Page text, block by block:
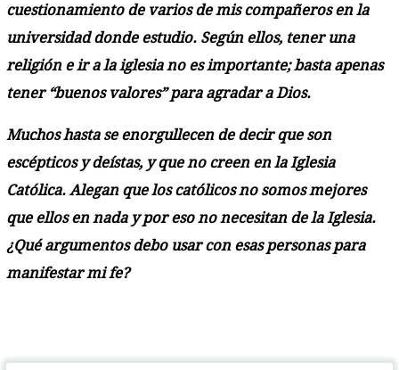
cuestionamiento de varios de mis compañeros en la
universidad donde estudio. Según ellos, tener una
religión e ir a la iglesia no es importante; basta apenas
tener “buenos valores” para agradar a Dios.
Muchos hasta se enorgullecen de decir que son
escépticos y deístas, y que no creen en la Iglesia
Católica. Alegan que los católicos no somos mejores
que ellos en nada y por eso no necesitan de la Iglesia.
¿Qué argumentos debo usar con esas personas para
manifestar mi fe?